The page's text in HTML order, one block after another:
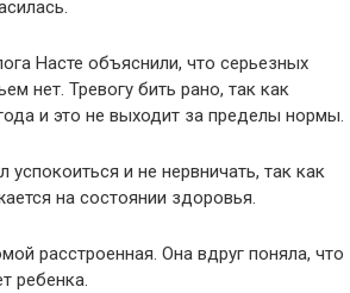
Насте объяснили, что серьезных
нет. Тревогу бить рано, так как
и это не выходит за пределы нормы.
успокоиться и не нервничать, так как
на состоянии здоровья.
расстроенная. Она вдруг поняла, что
ребенка.